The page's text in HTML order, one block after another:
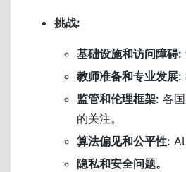
挑战:
基础设施和访问障碍:
教师准备和专业发展:
监管和伦理框架: 各
的关注。
算法偏见和公平性:
隐私和安全问题。